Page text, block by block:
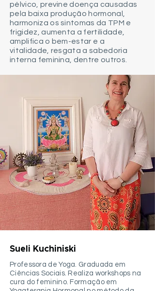
pélvico, previne doença causadas
pela baixa produção hormonal,
harmoniza os sintomas da TPM e
frigidez, aumenta a fertilidade,
amplifica o bem-estar e a
vitalidade, resgata a sabedoria
interna feminina, dentre outros.
Sueli Kuchiniski
Professora de Yoga. Graduada em
Ciências Sociais. Realiza workshops na
cura do feminino. Formação em